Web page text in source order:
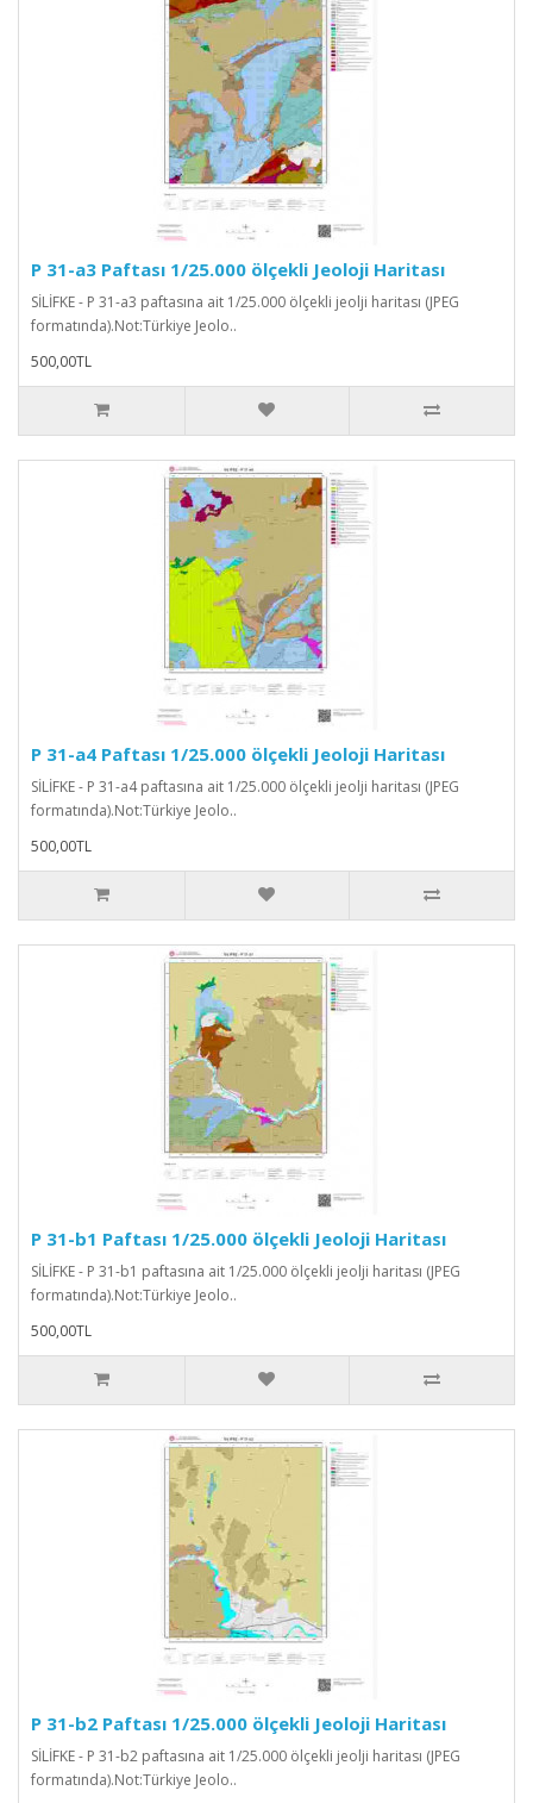
P 31-a3 Paftası 1/25.000 ölçekli Jeoloji Haritası
SİLİFKE - P 31-a3 paftasına ait 1/25.000 ölçekli jeolji haritası (JPEG
formatında).Not:Türkiye Jeolo..
500,00TL
P 31-a4 Paftası 1/25.000 ölçekli Jeoloji Haritası
SİLİFKE - P 31-a4 paftasına ait 1/25.000 ölçekli jeolji haritası (JPEG
formatında).Not:Türkiye Jeolo..
500,00TL
P 31-b1 Paftası 1/25.000 ölçekli Jeoloji Haritası
SİLİFKE - P 31-b1 paftasına ait 1/25.000 ölçekli jeolji haritası (JPEG
formatında).Not:Türkiye Jeolo..
500,00TL
P 31-b2 Paftası 1/25.000 ölçekli Jeoloji Haritası
SİLİFKE - P 31-b2 paftasına ait 1/25.000 ölçekli jeolji haritası (JPEG
formatında).Not:Türkiye Jeolo..